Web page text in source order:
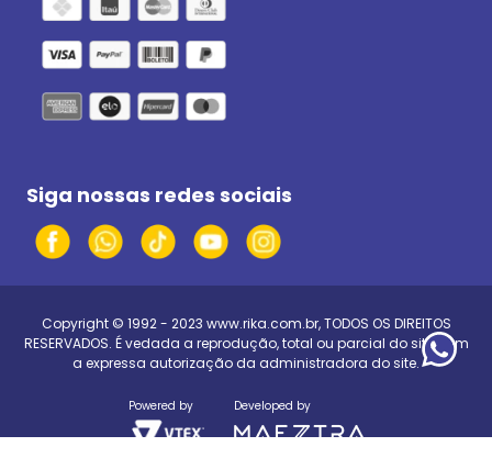
Siga nossas redes sociais
Copyright © 1992 - 2023 www.rika.com.br, TODOS OS DIREITOS
RESERVADOS. É vedada a reprodução, total ou parcial do site, sem
a expressa autorização da administradora do site.
Powered by Developed by